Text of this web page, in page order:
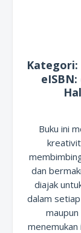
Buku ini
dan
diajak
dalam